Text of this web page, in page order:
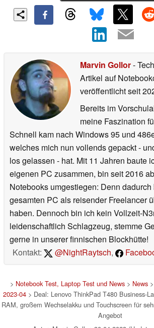
Marvin Gollor-
Artikel auf
veröffentlichtseit
Bereits im
meine Faszination
Schnell kam nach Windows 95 und
welches mich nun vollends gepackt -
los gelassen - hat. Mit 11 Jahren baute
eigenen PC zusammen, bin seit 2016
Notebooks umgestiegen: Denn
gesamten PC als reisender Freelancer
haben. Dennoch bin ich kein Vollzeit-
leidenschaftlich Schlagzeug, stemme
gerne in unserer finnischen Blockhütte!
Kontakt:
@NightRaytsch,
> Notebook Test, Laptop Test und News> News>
2023-04 > Deal: Lenovo ThinkPad T480 Business-
RAM, großem Wechselakku und Touchscreen für
Angebot